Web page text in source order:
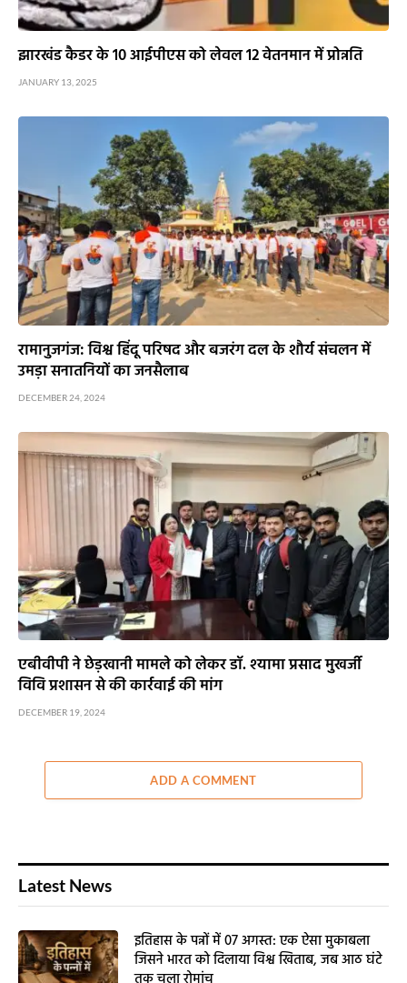
झारखंड कैडर के 10 आईपीएस को लेवल 12 वेतनमान में प्रोन्नति
JANUARY 13, 2025
रामानुजगंज: विश्व हिंदू परिषद और बजरंग दल के शौर्य संचलन में
उमड़ा सनातनियों का जनसैलाब
DECEMBER 24, 2024
एबीवीपी ने छेड़खानी मामले को लेकर डॉ. श्यामा प्रसाद मुखर्जी
विवि प्रशासन से की कार्रवाई की मांग
DECEMBER 19, 2024
ADD A COMMENT
Latest News
इतिहास के पन्नों में 07 अगस्त: एक ऐसा मुकाबला
जिसने भारत को दिलाया विश्व खिताब, जब आठ घंटे